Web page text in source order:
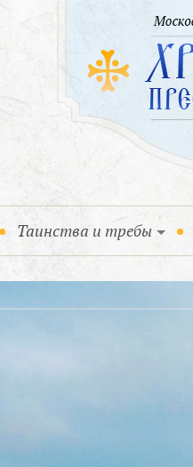
Таинства и требы